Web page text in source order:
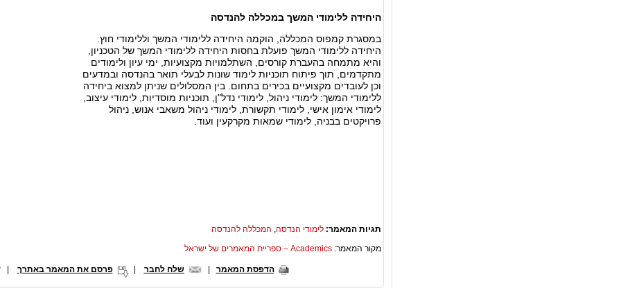
היחידה ללימודי המשך במכללה להנדסה
במסגרת קמפוס המכללה, הוקמה היחידה ללימודי המשך וללימודי חוץ.
היחידה ללימודי המשך פועלת בחסות היחידה ללימודי המשך של הטכניון,
והיא מתמחה בהעברת קורסים, השתלמויות מקצועיות, ימי עיון ולימודים
מתקדמים, תוך פיתוח תוכניות לימוד שונות לבעלי תואר בהנדסה ובמדעים
וכן לעובדים מקצועיים בכירים בתחום. בין המסלולים שניתן למצוא ביחידה
ללימודי המשך: לימודי ניהול, לימודי נדל"ן, תוכניות מוסדיות, לימודי עיצוב,
לימודי אימון אישי, לימודי תקשורת, לימודי ניהול משאבי אנוש, ניהול
פרויקטים בבניה, לימודי שמאות מקרקעין ועוד.
תגיות המאמר: לימודי הנדסה, המכללה להנדסה
מקור המאמר: Academics – ספריית המאמרים של ישראל
הדפסת המאמר שלח לחבר פרסם את המאמר באתרך |